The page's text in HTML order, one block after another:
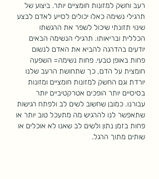
רעב וחשק למזונות חומציים יותר. ביצוע של
תרגילי נשימה כאלו יכולים לסייע לאדם לבצע
שינוי תזונתי שיכול לשפר את הרגשתו
הכללית ובריאותו. תרגילי הנשימה הבאים
יודעים בהדרגה להביא את האדם לנשום
פחות באופן טבעי. פחות נשימה= השפעה
חומצית על הדם, כך שתחושת הרעב שלנו
יורדת וגם החשק למזונות חומציים ומזונות
בסיסיים יותר הופכים אטרקטיביים יותר
עבורנו. כמובן שחשוב לשים לב ולפתח רגישות
שתאפשר לנו להרגיש מה מתעכל טוב יותר או
פחות בזמן נתון ולשים לב שאנו לא אוכלים או
שותים מתוך הרגל.